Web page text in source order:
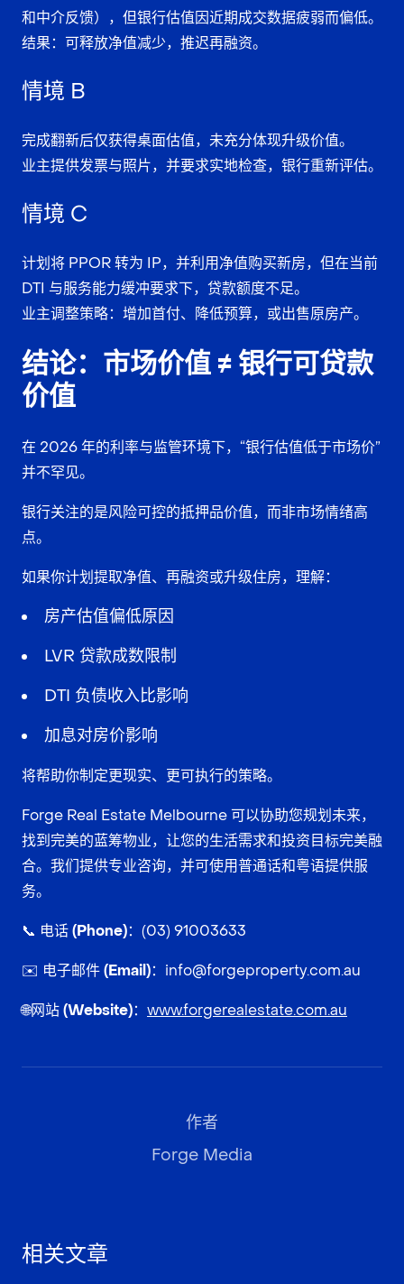
和中介反馈），但银行估值因近期成交数据疲弱而偏低。
结果：可释放净值减少，推迟再融资。
情境 B
完成翻新后仅获得桌面估值，未充分体现升级价值。
业主提供发票与照片，并要求实地检查，银行重新评估。
情境 C
计划将 PPOR 转为 IP，并利用净值购买新房，但在当前
DTI 与服务能力缓冲要求下，贷款额度不足。
业主调整策略：增加首付、降低预算，或出售原房产。
结论：市场价值 ≠ 银行可贷款
价值
在 2026 年的利率与监管环境下，“银行估值低于市场价”
并不罕见。
银行关注的是风险可控的抵押品价值，而非市场情绪高
点。
如果你计划提取净值、再融资或升级住房，理解：
房产估值偏低原因
LVR 贷款成数限制
DTI 负债收入比影响
加息对房价影响
将帮助你制定更现实、更可执行的策略。
Forge Real Estate Melbourne 可以协助您规划未来，
找到完美的蓝筹物业，让您的生活需求和投资目标完美融
合。我们提供专业咨询，并可使用普通话和粤语提供服
务。
📞 电话 (Phone)： (03) 91003633
✉️ 电子邮件 (Email)： info@forgeproperty.com.au
🌐网站 (Website)： www.forgerealestate.com.au
作者
Forge Media
相关文章